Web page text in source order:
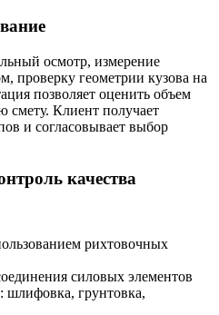
осмотр, измерение
геометрии кузова на
позволяет оценить объем
смету. Клиент получает
и согласовывает выбор
качества
рихтовочных
силовых элементов
шлифовка, грунтовка,